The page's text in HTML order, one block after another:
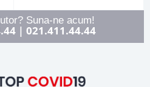
Suna-ne acum!
| 021.411.44.44